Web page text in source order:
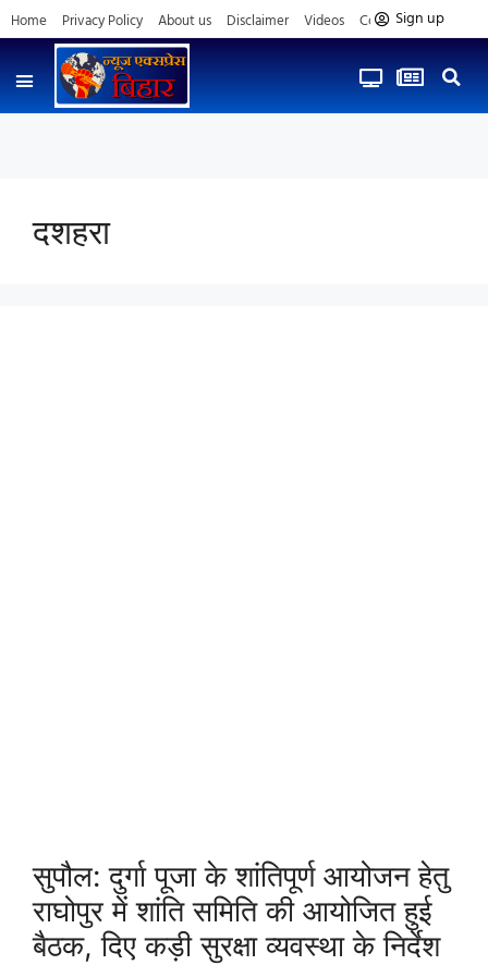
Home Privacy Policy About us Disclaimer Videos Contact us
Sign up
दशहरा
सुपौल: दुर्गा पूजा के शांतिपूर्ण आयोजन हेतु
राघोपुर में शांति समिति की आयोजित हुई
बैठक, दिए कड़ी सुरक्षा व्यवस्था के निर्देश